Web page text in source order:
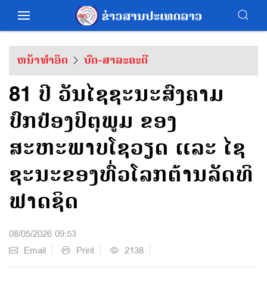
ຫນ້າທຳອິດ ບົດ-ສາລະຄະດີ
81 ປີ ວັນໄຊຊະນະສົງຄາມ
ປົກປ້ອງປິຕຸພູມ ຂອງ
ສະຫະພາບໂຊວຽດ ແລະ ໄຊ
ຊະນະຂອງທົ່ວໂລກຕ້ານລັດທິ
ຟາດຊິດ
08/05/2026 09:53
Email
Print 2138